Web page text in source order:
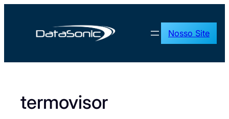
Nosso Site
termovisor